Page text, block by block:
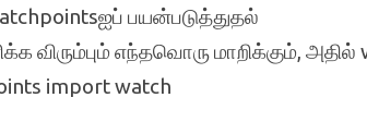
பயன்படுத்துதல்
விரும்பும் எந்தவொரு மாறிக்கும், அதில்
import watch